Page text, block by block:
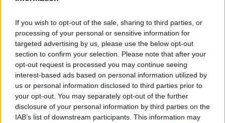
If you wish to opt-out of the sale, sharing to third parties, or
processing of your personal or sensitive information for
targeted advertising by us, please use the below opt-out
section to confirm your selection. Please note that after your
opt-out request is processed you may continue seeing
interest-based ads based on personal information utilized by
us or personal information disclosed to third parties prior to
your opt-out. You may separately opt-out of the further
disclosure of your personal information by third parties on the
IAB’s list of downstream participants. This information may
VerticalCrest – 19 agosto 2025
C.S.
Leggi anche:
Festival del Riso 2026: a Castel d’Ario il Riso alla
Pilota è il protagonista di quattro giorni di festa